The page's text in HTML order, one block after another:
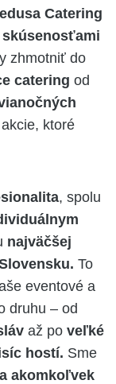
Catering
zhmotniť do
catering od
ktoré
, spolu
najväčšej
To
eventové a
druhu – od
až po veľké
hostí. Sme
akomkoľvek